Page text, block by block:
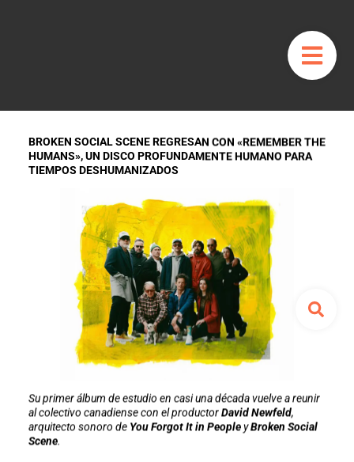
BROKEN SOCIAL SCENE REGRESAN CON «REMEMBER THE
HUMANS», UN DISCO PROFUNDAMENTE HUMANO PARA
TIEMPOS DESHUMANIZADOS
Su primer álbum de estudio en casi una década vuelve a reunir
al colectivo canadiense con el productorDavid Newfeld,
arquitecto sonoro de You Forgot It in PeopleyBroken Social
Scene.